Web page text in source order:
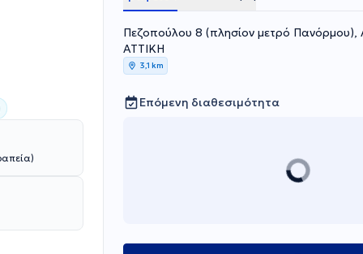
δράση.
Πεζοπούλου 8 (πλησίον μετρό Πανόρμου),
ΑΤΤΙΚΗ
3,1 km
Επόμενη διαθεσιμότητα